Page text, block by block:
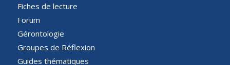
Fiches de lecture
Forum
Gérontologie
Groupes de Réflexion
Guides thématiques